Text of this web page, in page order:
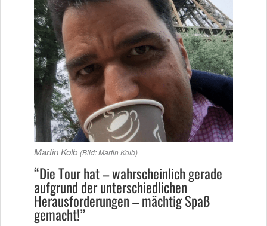
Martin Kolb (Bild: Martin Kolb)
“Die Tour hat – wahrscheinlich gerade
aufgrund der unterschiedlichen
Herausforderungen – mächtig Spaß
gemacht!”